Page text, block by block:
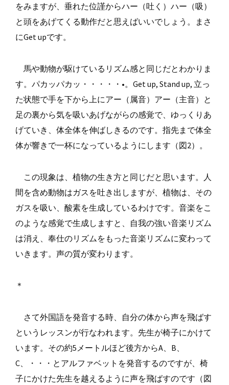
をみますが、垂れた位謹からハー（吐く）ハー（吸）
と頭をあげてくる動作だと思えばいいでしょう。まさ
にGet upです。
馬や動物が駆けているリズム感と同じだとわかりま
す。パカッパカッ・・・・・•。Get up, Stand up, 立っ
た状態で手を下から上にアー（属音）アー（主音）と
足の裏から気を吸いあげながらの感覚で、ゆっくりあ
げていき、体全体を伸ばしきるのです。指先まで体全
体が響きで一杯になっているようにします（図2）。
この現象は、植物の生き方と同じだと思います。人
間を含め動物はガスを吐き出しますが、植物は、その
ガスを吸い、酸素を生成しているわけです。音楽をこ
のような感覚で生成しますと、自我の強い音楽リズム
は消え、奉仕のリズムをもった音楽リズムに変わって
いきます。声の質が変わります。
＊
さて外国語を発音する時、自分の体から声を飛ばす
というレッスンが行なわれます。先生が椅子にかけて
います。その約5メートルほど後方からA、B、
C、・・・とアルファベットを発音するのですが、椅
子にかけた先生を越えるように声を飛ばすのです（図